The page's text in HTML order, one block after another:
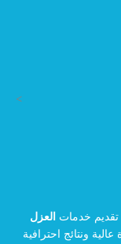
>
خدماتالعزل
ونتائج احترافية